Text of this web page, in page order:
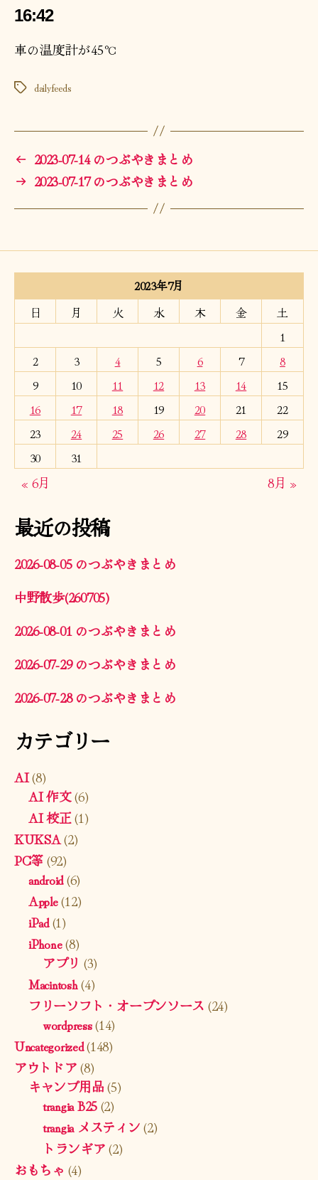
16:42
車の温度計が45℃
タ
dailyfeeds
← 2023-07-14 のつぶやきまとめ
→ 2023-07-17 のつぶやきまとめ
2023年7月
日
月 火 水 木 金
土
1
2
3 4 5 6 7
8
9
10 11 12 13 14
15
16
17 18 19 20 21
22
23
24 25 26 27 28
29
30
31
« 6月 8月 »
最近の投稿
2026-08-05 のつぶやきまとめ
中野散歩(260705)
2026-08-01 のつぶやきまとめ
2026-07-29 のつぶやきまとめ
2026-07-28 のつぶやきまとめ
カテゴリー
AI(8)
AI 作文(6)
AI 校正(1)
KUKSA(2)
PC等(92)
android(6)
Apple(12)
iPad(1)
iPhone(8)
アプリ (3)
Macintosh(4)
フリーソフト・オープンソース (24)
wordpress(14)
Uncategorized(148)
アウトドア(8)
キャンプ用品(5)
trangia B25(2)
trangia メスティン(2)
トランギア(2)
おもちゃ (4)